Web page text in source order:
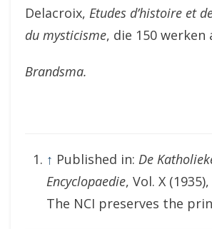
Delacroix, Etudes d’histoire et
du mysticisme, die 150 werken
Brandsma.
↑ Published in: De
Encyclopaedie, Vol. X
The NCI preserves the